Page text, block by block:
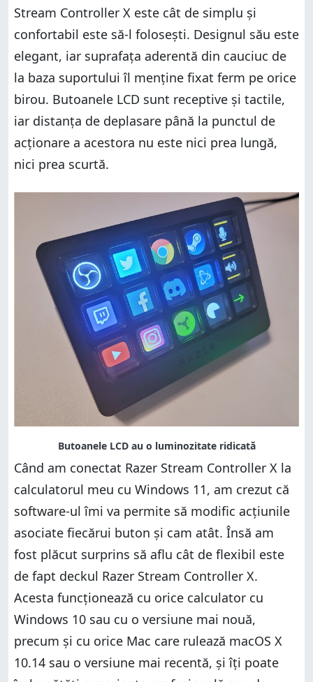
Stream Controller X este cât de simplu și
confortabil este să-l folosești. Designul său este
elegant, iar suprafața aderentă din cauciuc de
la baza suportului îl menține fixat ferm pe orice
birou. Butoanele LCD sunt receptive și tactile,
iar distanța de deplasare până la punctul de
acționare a acestora nu este nici prea lungă,
nici prea scurtă.
Când am conectat Razer Stream Controller X la
calculatorul meu cu Windows 11, am crezut că
software-ul îmi va permite să modific acțiunile
asociate fiecărui buton și cam atât. Însă am
fost plăcut surprins să aflu cât de flexibil este
de fapt deckul Razer Stream Controller X.
Acesta funcționează cu orice calculator cu
Windows 10 sau cu o versiune mai nouă,
precum și cu orice Mac care rulează macOS X
10.14 sau o versiune mai recentă, și îți poate